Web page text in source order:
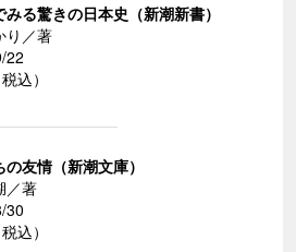
る驚きの日本史（新潮新書）
り／著
22
込）
友情（新潮文庫）
／著
30
込）